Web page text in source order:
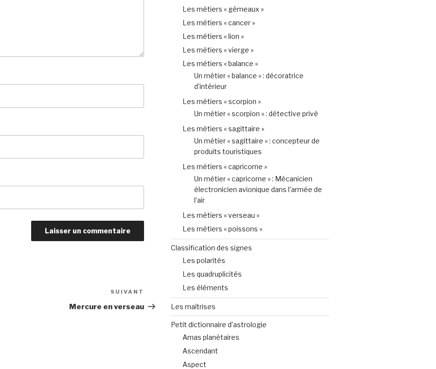
suivant
SUIVANT
Mercure en verseau
Les métiers « gémeaux »
Les métiers « cancer »
Les métiers « lion »
Les métiers « vierge »
Les métiers « balance »
Un métier « balance » : décoratrice
d’intérieur
Les métiers « scorpion »
Un métier « scorpion » : détective privé
Les métiers « sagittaire »
Un métier « sagittaire » : concepteur de
produits touristiques
Les métiers « capricorne »
Un métier « capricorne » : Mécanicien
électronicien avionique dans l’armée de
l’air
Les métiers « verseau »
Les métiers « poissons »
Classification des signes
Les polarités
Les quadruplicités
Les éléments
Les maîtrises
Petit dictionnaire d’astrologie
Amas planétaires
Ascendant
Aspect